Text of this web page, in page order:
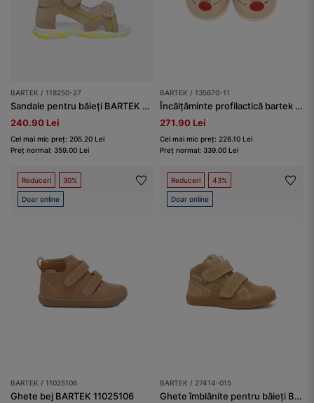
BARTEK / 118250-27
Sandale pentru băieți BARTEK 118250-27, bej
240.90 Lei
Cel mai mic preț: 205.20 Lei
Preț normal: 359.00 Lei
BARTEK / 135670-11
Încălțăminte profilactică bartek baby BARTEK 135670-11, bej
271.90 Lei
Cel mai mic preț: 226.10 Lei
Preț normal: 339.00 Lei
Reduceri 30%
Doar online
BARTEK / 11025106
Ghete bej BARTEK 11025106
Reduceri 43%
Doar online
BARTEK / 27414-015
Ghete îmblănite pentru băieți BARTEK 27414-015, bej